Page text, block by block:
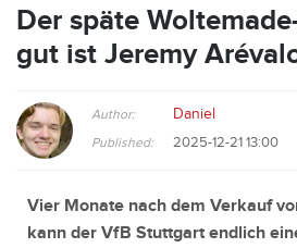
Der späte
gut ist Jeremy
Author: Daniel
Published: 2025-12-21 13:00
Vier Monate nach dem Verkauf
kann der VfB Stuttgart endlich